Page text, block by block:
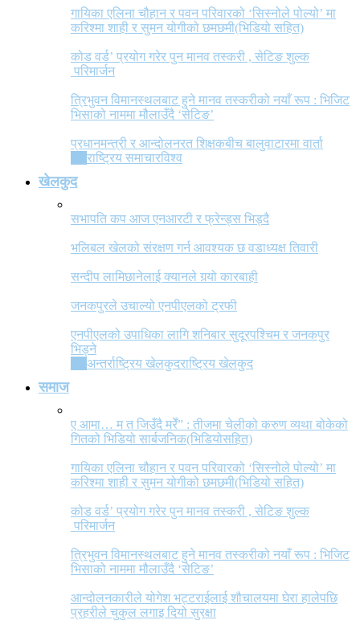
गायिका एलिना चौहान र पवन परिवारको ‘सिस्नोले पोल्यो’ मा
करिश्मा शाही र सुमन योगीको छमछमी(भिडियो सहित)
कोड वर्ड’ प्रयोग गरेर पुन मानव तस्करी , सेटिङ शुल्क
परिमार्जन
त्रिभुवन विमानस्थलबाट हुने मानव तस्करीको नयाँ रूप : भिजिट
भिसाको नाममा मौलाउँदै ‘सेटिङ’
प्रधानमन्त्री र आन्दोलनरत शिक्षकबीच बालुवाटारमा वार्ता
राष्ट्रिय समाचारविश्व
खेलकुद
सभापति कप आज एनआरटी र फ्रेन्ड्स भिड्दै
भलिबल खेलको संरक्षण गर्न आवश्यक छ वडाध्यक्ष तिवारी
सन्दीप लामिछानेलाई क्यानले गर्‍यो कारबाही
जनकपुरले उचाल्यो एनपीएलको ट्रफी
एनपीएलको उपाधिका लागि शनिबार सुदूरपश्चिम र जनकपुर
भिड्ने
अन्तर्राष्ट्रिय खेलकुदराष्ट्रिय खेलकुद
समाज
ए आमा… म त जिउँदै मरेँ” : तीजमा चेलीको करुण व्यथा बोकेको
गितको भिडियो सार्बजनिक(भिडियोसहित)
गायिका एलिना चौहान र पवन परिवारको ‘सिस्नोले पोल्यो’ मा
करिश्मा शाही र सुमन योगीको छमछमी(भिडियो सहित)
कोड वर्ड’ प्रयोग गरेर पुन मानव तस्करी , सेटिङ शुल्क
परिमार्जन
त्रिभुवन विमानस्थलबाट हुने मानव तस्करीको नयाँ रूप : भिजिट
भिसाको नाममा मौलाउँदै ‘सेटिङ’
आन्दोलनकारीले योगेश भट्टराईलाई शौचालयमा घेरा हालेपछि
प्रहरीले चुकुल लगाइ दियो सुरक्षा